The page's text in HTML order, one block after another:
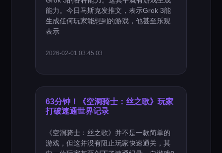
能力。今日马斯克发推文，表示Grok 3能
生成任何玩家能想到的游戏，他甚至乐观
表示
2026-02-01 03:45:03
63分钟！《空洞骑士：丝之歌》玩家
打破速通世界记录
《空洞骑士：丝之歌》并不是一款简单的
游戏，但这并没有阻止玩家快速通关，其